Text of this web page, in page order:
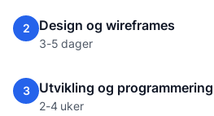
2 Design og wireframes
3-5 dager
3 Utvikling og programmering
2-4 uker